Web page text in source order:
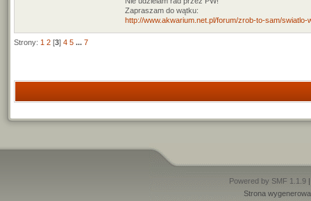
Zapraszam do wątku:
http://www.akwarium.net.pl/forum/zrob-to-sam/
Strony: 1 2 [3] 4 5 ... 7
Powered by SMF 1.1.9
Strona